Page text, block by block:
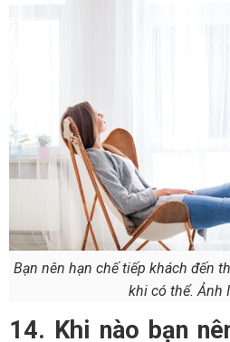
Bạn nên hạn chế tiếp khách đến
khi có thể. Ảnh
14. Khi nào bạn